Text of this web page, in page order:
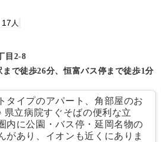
17
目2-8
で徒歩26分、恒富バス停まで徒歩1分
タイプのアパート、角部屋のお
県立病院すぐそばの便利な立
内に公園・バス停・延岡名物の
があり、イオンも近くにありま